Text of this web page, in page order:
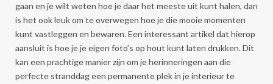
gaan en je wilt weten hoe je daar het meeste uit kunt halen, dan
is het ook leuk om te overwegen hoe je die mooie momenten
kunt vastleggen en bewaren. Een interessant artikel dat hierop
aansluit is hoe je je eigen foto’s op hout kunt laten drukken. Dit
kan een prachtige manier zijn om je herinneringen aan die
perfecte stranddag een permanente plek in je interieur te